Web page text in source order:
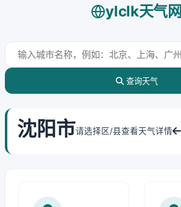
ylclk天气网
查询天气
沈阳市请选择区/县查看天气详情